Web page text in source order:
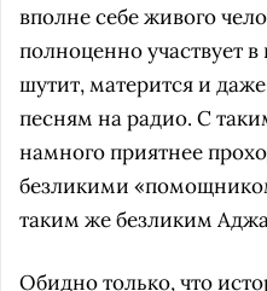
вполне себе живого
полноценно участвует
шутит, матерится и
песням на радио. С
намного приятнее
безликими
таким же безликим
Обидно только, что